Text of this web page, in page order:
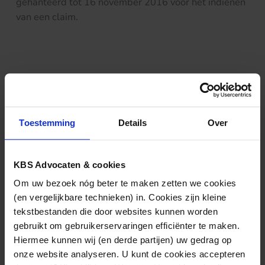
Toestemming Details Over
KBS Advocaten & cookies
Om uw bezoek nóg beter te maken zetten we cookies
(en vergelijkbare technieken) in. Cookies zijn kleine
tekstbestanden die door websites kunnen worden
gebruikt om gebruikerservaringen efficiënter te maken.
Hiermee kunnen wij (en derde partijen) uw gedrag op
onze website analyseren. U kunt de cookies accepteren
van een claim.
Ook interessant?